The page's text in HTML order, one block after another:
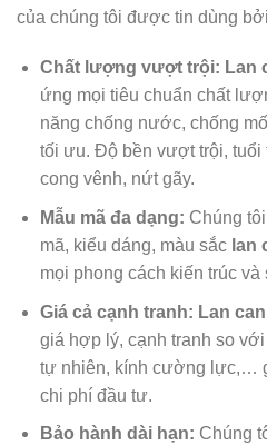
của chúng tôi được tin dùng
Chất lượng vượt trội: Lan
ứng mọi tiêu chuẩn chất
năng chống nước, chống
tối ưu. Độ bền vượt trội, tuổi
cong vênh, nứt gãy.
Mẫu mã đa dạng: Chúng
mã, kiểu dáng, màu sắc lan
mọi phong cách kiến trúc
Giá cả cạnh tranh: Lan
giá hợp lý, cạnh tranh so
tự nhiên, kính cường lực,…
chi phí đầu tư.
Bảo hành dài hạn: Chúng